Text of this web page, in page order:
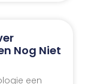
Nog Niet
een